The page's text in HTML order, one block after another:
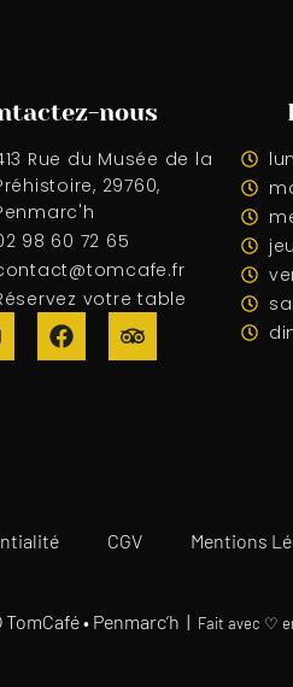
nous
Rue du Musée de la
29760,
98 60 72 65
votre table
CGV Mentions
• Penmarc’h | Fait avec ♡